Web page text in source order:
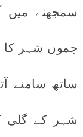
سمجھنے میں
جموں شہر کا
ساتھ سامنے
شہر کے گلی